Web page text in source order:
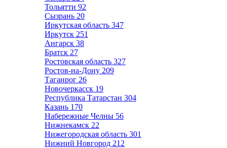
Тольятти 92
Сызрань 20
Иркутская область 347
Иркутск 251
Ангарск 38
Братск 27
Ростовская область 327
Ростов-на-Дону 209
Таганрог 26
Новочеркасск 19
Республика Татарстан 304
Казань 170
Набережные Челны 56
Нижнекамск 22
Нижегородская область 301
Нижний Новгород 212